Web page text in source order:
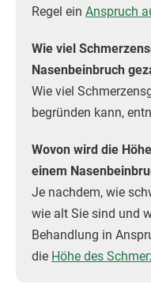
Regel ein Anspruch
Wie viel
Nasenbeinbruch
Wie viel
begründen kann,
Wovon wird die
einem
Je nachdem, wie
wie alt Sie sind und
Behandlung in
die Höhe des